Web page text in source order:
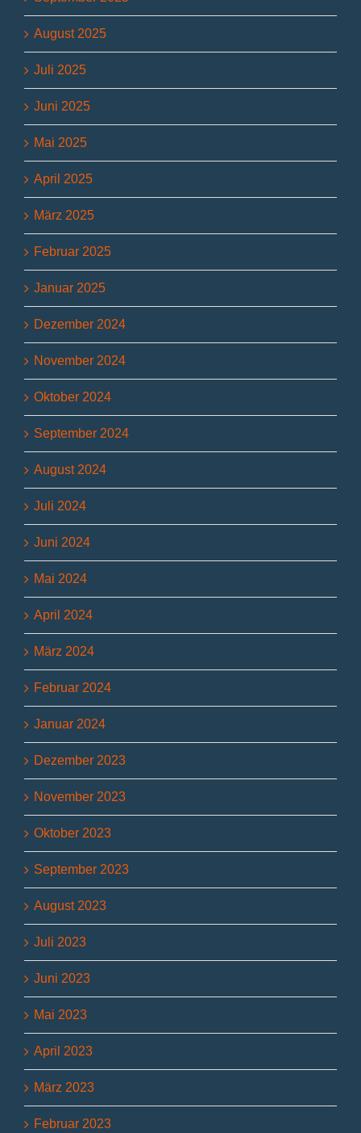
August 2025
Juli 2025
Juni 2025
Mai 2025
April 2025
März 2025
Februar 2025
Januar 2025
Dezember 2024
November 2024
Oktober 2024
September 2024
August 2024
Juli 2024
Juni 2024
Mai 2024
April 2024
März 2024
Februar 2024
Januar 2024
Dezember 2023
November 2023
Oktober 2023
September 2023
August 2023
Juli 2023
Juni 2023
Mai 2023
April 2023
März 2023
Februar 2023